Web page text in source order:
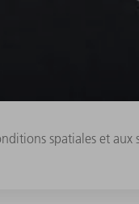
spatiales et